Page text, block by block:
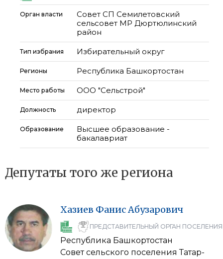
Орган власти
Совет СП Семилетовский
сельсовет МР Дюртюлинский
район
Тип избрания Избирательный округ
Регионы Республика Башкортостан
Место работы ООО "Сельстрой"
Должность директор
Образование
Высшее образование -
бакалавриат
Депутаты того же региона
Хазиев ФанисАбузарович
ПРЕДСТАВИТЕЛЬНЫЙ ОРГАН ПОСЕЛЕНИЯ
Республика Башкортостан
Совет сельского поселения Татар-